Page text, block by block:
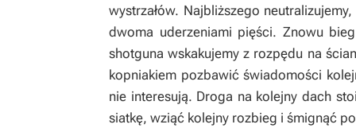
wystrzałów. Najbliższego
dwoma uderzeniami pięści. Znowu
shotguna wskakujemy z rozpędu na
kopniakiem pozbawić świadomości
nie interesują. Droga na kolejny dach
siatkę, wziąć kolejny rozbieg i śmignąć